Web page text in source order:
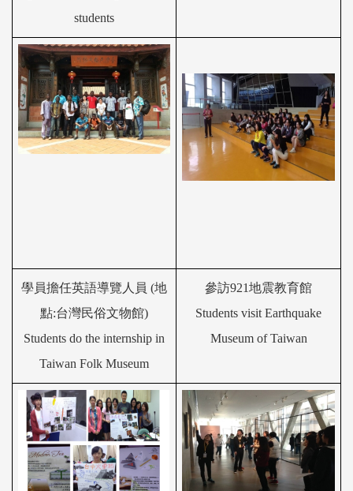
students
學員擔任英語導覽 人員 (地
點:台灣民俗文物館)
Students do the internship in
Taiwan Folk Museum
參訪921地震教育館
Students visit Earthquake
Museum of Taiwan